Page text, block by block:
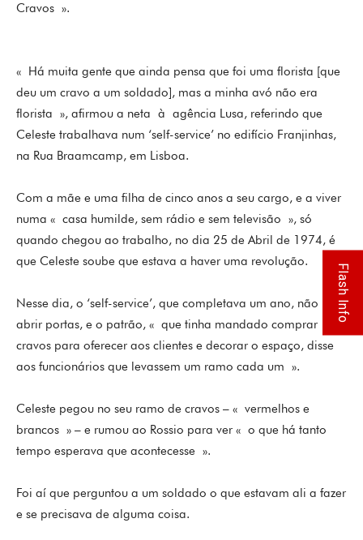
Cravos ».
« Há muita gente que ainda pensa que foi uma florista [que
deu um cravo a um soldado], mas a minha avó não era
florista », afirmou a neta à agência Lusa, referindo que
Celeste trabalhava num ‘self-service’ no edifício Franjinhas,
na Rua Braamcamp, em Lisboa.
Com a mãe e uma filha de cinco anos a seu cargo, e a viver
numa « casa humilde, sem rádio e sem televisão », só
quando chegou ao trabalho, no dia 25 de Abril de 1974, é
que Celeste soube que estava a haver uma revolução.
Nesse dia, o ‘self-service’, que completava um ano, não iria
abrir portas, e o patrão, « que tinha mandado comprar
cravos para oferecer aos clientes e decorar o espaço, disse
aos funcionários que levassem um ramo cada um ».
Celeste pegou no seu ramo de cravos – « vermelhos e
brancos » – e rumou ao Rossio para ver « o que há tanto
tempo esperava que acontecesse ».
Foi aí que perguntou a um soldado o que estavam ali a fazer
e se precisava de alguma coisa.
Flash Info